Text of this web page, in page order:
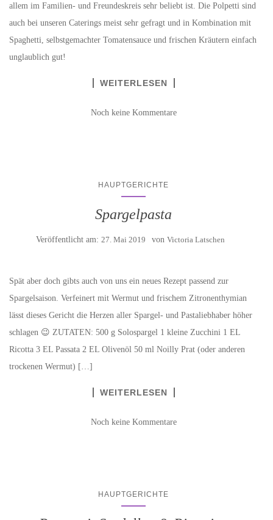
allem im Familien- und Freundeskreis sehr beliebt ist. Die Polpetti sind
auch bei unseren Caterings meist sehr gefragt und in Kombination mit
Spaghetti, selbstgemachter Tomatensauce und frischen Kräutern einfach
unglaublich gut!
WEITERLESEN
Noch keine Kommentare
HAUPTGERICHTE
Spargelpasta
Veröffentlicht am: 27. Mai 2019 von Victoria Latschen
Spät aber doch gibts auch von uns ein neues Rezept passend zur
Spargelsaison. Verfeinert mit Wermut und frischem Zitronenthymian
lässt dieses Gericht die Herzen aller Spargel- und Pastaliebhaber höher
schlagen 😉 ZUTATEN: 500 g Solospargel 1 kleine Zucchini 1 EL
Ricotta 3 EL Passata 2 EL Olivenöl 50 ml Noilly Prat (oder anderen
trockenen Wermut) […]
WEITERLESEN
Noch keine Kommentare
HAUPTGERICHTE